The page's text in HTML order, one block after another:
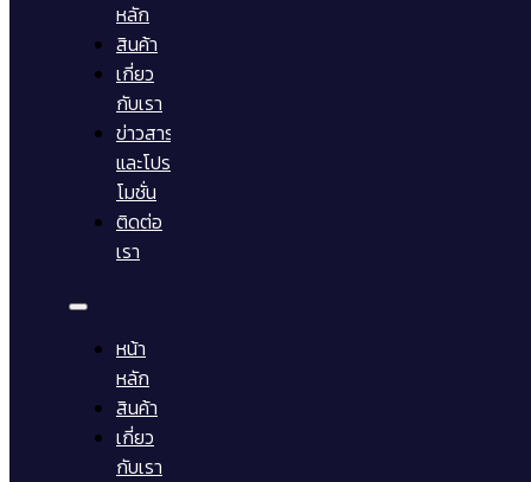
หลัก
สินค้า
เกี่ยว
กับเรา
ข่าวสาร
และโปร
โมชั่น
ติดต่อ
เรา
หน้า
หลัก
สินค้า
เกี่ยว
กับเรา